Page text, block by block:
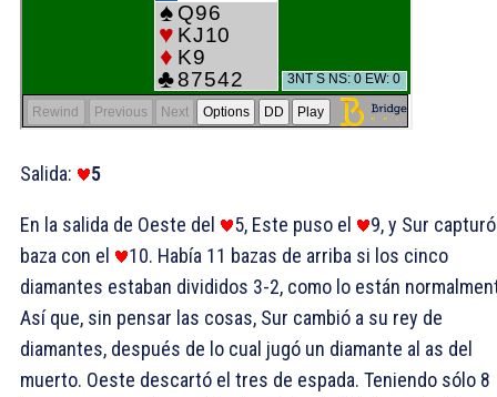
Salida: 5
En la salida de Oeste del 5, Este puso el
9, y Sur
baza con el
10. Había 11 bazas de arriba si los cinco
diamantes estaban divididos 3-2, como lo están
Así que, sin pensar las cosas, Sur cambió a su rey de
diamantes, después de lo cual jugó un diamante al as del
muerto. Oeste descartó el tres de espada. Teniendo sólo 8